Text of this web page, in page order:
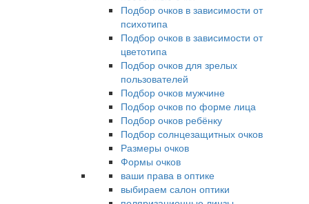
Подбор очков в зависимости от
психотипа
Подбор очков в зависимости от
цветотипа
Подбор очков для зрелых
пользователей
Подбор очков мужчине
Подбор очков по форме лица
Подбор очков ребёнку
Подбор солнцезащитных очков
Размеры очков
Формы очков
ваши права в оптике
выбираем салон оптики